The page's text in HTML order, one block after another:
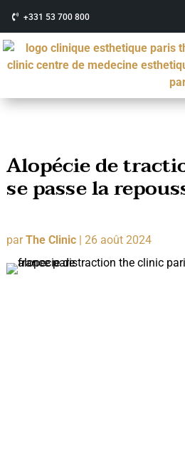
+331 53 700 800
Alopécie de
se passe la
parThe Clinic| 26 août 2024